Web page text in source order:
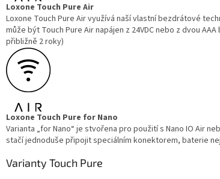
Loxone Touch Pure Air
Loxone Touch Pure Air využívá naší vlastní bezdrátové
může být Touch Pure Air napájen z 24VDC nebo z dvou
přibližně 2 roky)
Loxone Touch Pure for Nano
Varianta „for Nano“ je stvořena pro použití s Nano IO Air
stačí jednoduše připojit speciálním konektorem, baterie
Varianty Touch Pure